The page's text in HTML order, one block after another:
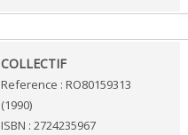
‎COLLECTIF‎
Reference : RO80159313
(1990)
ISBN : 2724235967